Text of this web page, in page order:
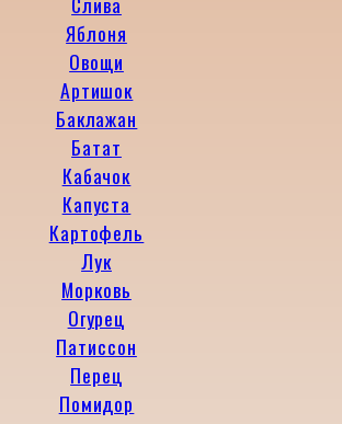
Яблоня
Овощи
Артишок
Баклажан
Батат
Кабачок
Капуста
Картофель
Лук
Морковь
Огурец
Патиссон
Перец
Помидор